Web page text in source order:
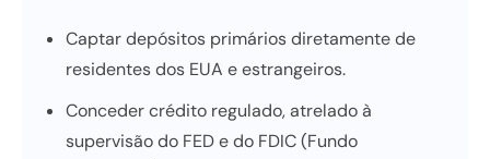
Captar depósitos primários diretamente de
residentes dos EUA e estrangeiros.
Conceder crédito regulado, atrelado à
supervisão do FED e do FDIC (Fundo